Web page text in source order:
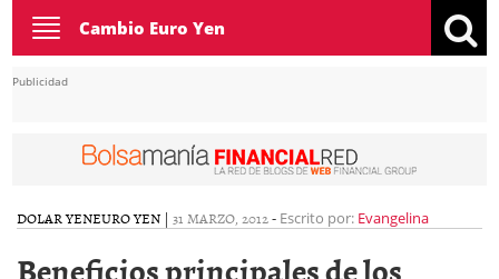
Toggle
navigation
Cambio Euro Yen
Publicidad
DOLAR YENEURO YEN | 31 MARZO, 2012- Escrito por: Evangelina